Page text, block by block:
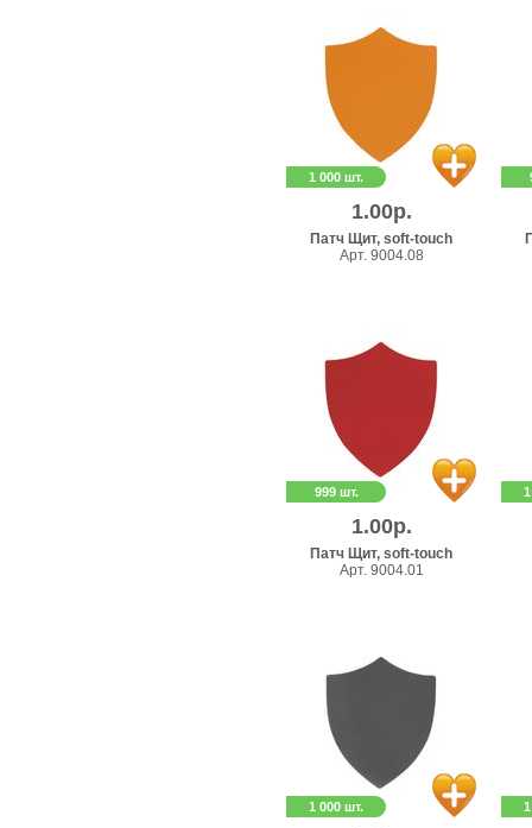
1 000 шт.
1.00р.
Патч Щит, soft-touch
Арт. 9004.08
999 шт.
1.00р.
Патч Щит, soft-touch
Арт. 9004.01
1 000 шт.